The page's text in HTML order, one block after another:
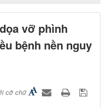
vỡ phình
bệnh nền nguy
cỡ chữ